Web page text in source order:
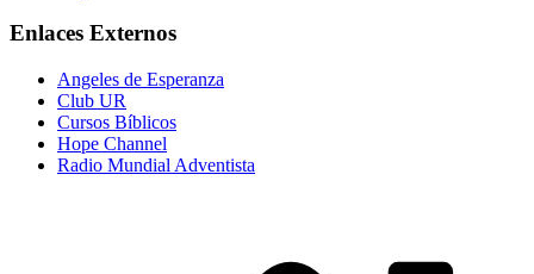
Enlaces Externos
Angeles de Esperanza
Club UR
Cursos Bíblicos
Hope Channel
Radio Mundial Adventista